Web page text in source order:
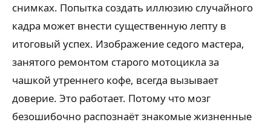
снимках. Попытка создать иллюзию случайного
кадра может внести существенную лепту в
итоговый успех. Изображение седого мастера,
занятого ремонтом старого мотоцикла за
чашкой утреннего кофе, всегда вызывает
доверие. Это работает. Потому что мозг
безошибочно распознаёт знакомые жизненные